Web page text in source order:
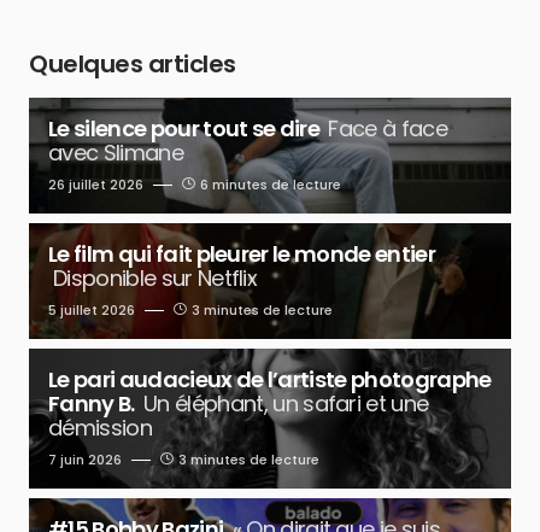
Quelques articles
Le silence pour tout se dire Face à face
avec Slimane
26 juillet 2026 6 minutes de lecture
Le film qui fait pleurer le monde entier
Disponible sur Netflix
5 juillet 2026 3 minutes de lecture
Le pari audacieux de l’artiste photographe
Fanny B. Un éléphant, un safari et une
démission
7 juin 2026 3 minutes de lecture